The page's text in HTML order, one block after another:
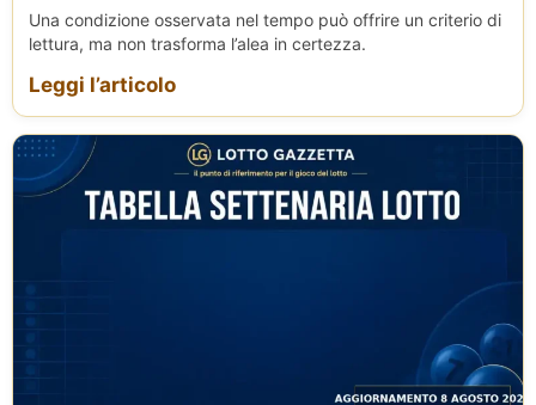
Una condizione osservata nel tempo può offrire un criterio di
lettura, ma non trasforma l’alea in certezza.
Leggi l’articolo